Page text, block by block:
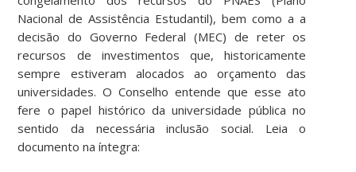
Nacional de Assistência Estudantil), bem como a a
decisão do Governo Federal (MEC) de reter os
recursos de investimentos que, historicamente
sempre estiveram alocados ao orçamento das
universidades. O Conselho entende que esse ato
fere o papel histórico da universidade pública no
sentido da necessária inclusão social. Leia o
documento na íntegra: